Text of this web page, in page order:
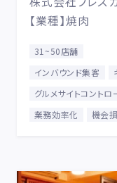
【業種】焼肉
31~50店舗
インバウンド集客
グルメサイトコントロ
業務効率化
機会